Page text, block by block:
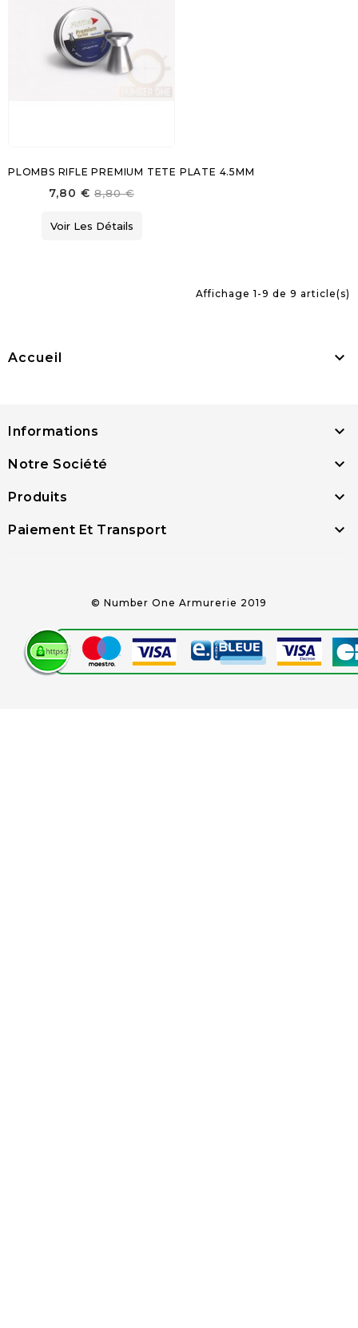
PLOMBS RIFLE PREMIUM TETE PLATE 4.5MM
7,80 € 8,80 €
Voir Les Détails
Affichage 1-9 de 9 article(s)
Accueil 
Informations 
Notre Société 
Produits 
Paiement Et Transport 
© Number One Armurerie 2019